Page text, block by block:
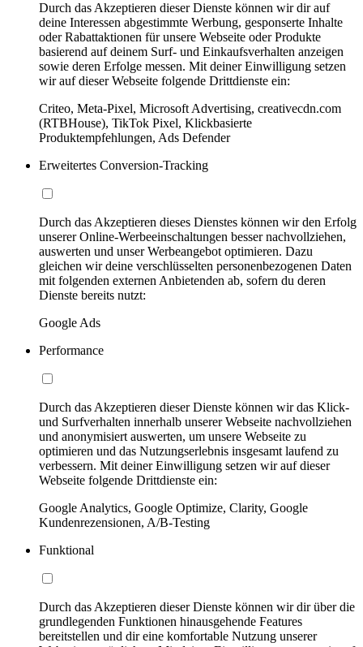
Durch das Akzeptieren dieser Dienste können wir dir auf
deine Interessen abgestimmte Werbung, gesponserte Inhalte
oder Rabattaktionen für unsere Webseite oder Produkte
basierend auf deinem Surf- und Einkaufsverhalten anzeigen
sowie deren Erfolge messen. Mit deiner Einwilligung setzen
wir auf dieser Webseite folgende Drittdienste ein:
Criteo, Meta-Pixel, Microsoft Advertising, creativecdn.com
(RTBHouse), TikTok Pixel, Klickbasierte
Produktempfehlungen, Ads Defender
Erweitertes Conversion-Tracking
Durch das Akzeptieren dieses Dienstes können wir den Erfolg
unserer Online-Werbeeinschaltungen besser nachvollziehen,
auswerten und unser Werbeangebot optimieren. Dazu
gleichen wir deine verschlüsselten personenbezogenen Daten
mit folgenden externen Anbietenden ab, sofern du deren
Dienste bereits nutzt:
Google Ads
Performance
Durch das Akzeptieren dieser Dienste können wir das Klick-
und Surfverhalten innerhalb unserer Webseite nachvollziehen
und anonymisiert auswerten, um unsere Webseite zu
optimieren und das Nutzungserlebnis insgesamt laufend zu
verbessern. Mit deiner Einwilligung setzen wir auf dieser
Webseite folgende Drittdienste ein:
Google Analytics, Google Optimize, Clarity, Google
Kundenrezensionen, A/B-Testing
Funktional
Durch das Akzeptieren dieser Dienste können wir dir über die
grundlegenden Funktionen hinausgehende Features
bereitstellen und dir eine komfortable Nutzung unserer